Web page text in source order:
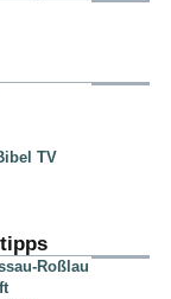
TV
Roßlau